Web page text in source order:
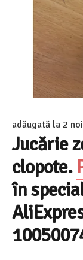
adăugată la 2
Jucărie
clopote.
în